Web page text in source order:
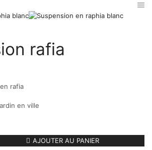
rafia
rafia
en ville
AJOUTER AU PANIER